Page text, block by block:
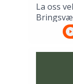
La oss
håp. Lån
Ellen
Åsmund